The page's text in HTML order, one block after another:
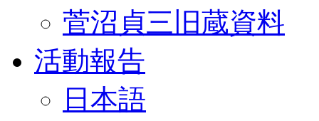
菅沼貞三旧蔵資料
活動報告
日本語